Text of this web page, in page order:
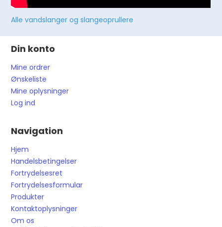
Alle vandslanger og slangeoprullere
Din konto
Mine ordrer
Ønskeliste
Mine oplysninger
Log ind
Navigation
Hjem
Handelsbetingelser
Fortrydelsesret
Fortrydelsesformular
Produkter
Kontaktoplysninger
Om os